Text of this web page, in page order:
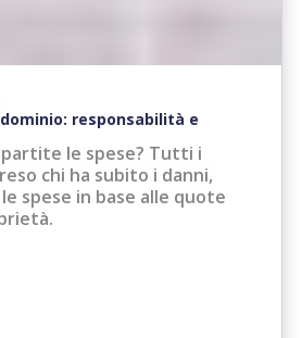
responsabilità e
le spese? Tutti i
chi ha subito i danni,
spese in base alle quote